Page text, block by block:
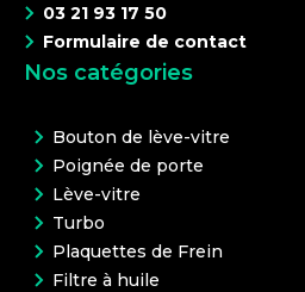
03 21 93 17 50
Formulaire de contact
Nos catégories
Bouton de lève-vitre
Poignée de porte
Lève-vitre
Turbo
Plaquettes de Frein
Filtre à huile